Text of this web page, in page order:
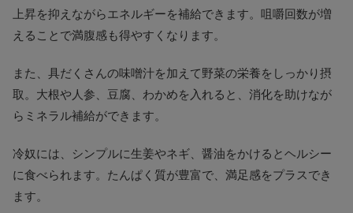
上昇を抑えながらエネルギーを補給できます。咀嚼回数が増
えることで満腹感も得やすくなります。
また、具だくさんの味噌汁を加えて野菜の栄養をしっかり摂
取。大根や人参、豆腐、わかめを入れると、消化を助けなが
らミネラル補給ができます。
冷奴には、シンプルに生姜やネギ、醤油をかけるとヘルシー
に食べられます。たんぱく質が豊富で、満足感をプラスでき
ます。